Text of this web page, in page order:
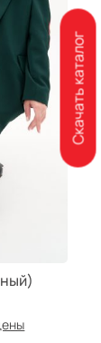
Скачать каталог